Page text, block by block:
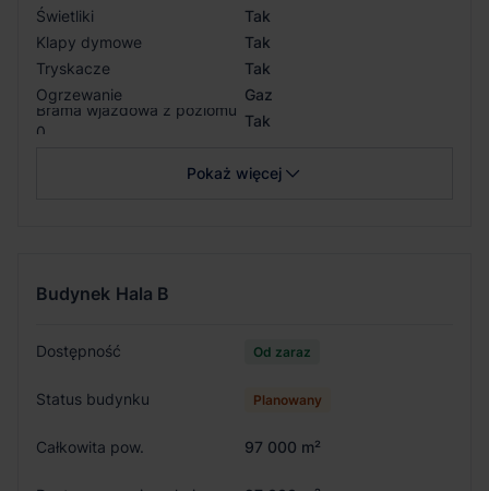
Świetliki
Tak
Klapy dymowe
Tak
Tryskacze
Tak
Ogrzewanie
Gaz
Brama wjazdowa z poziomu
0
Tak
Pokaż więcej
Budynek Hala B
Dostępność Od zaraz
Status budynku Planowany
Całkowita pow. 97 000 m²